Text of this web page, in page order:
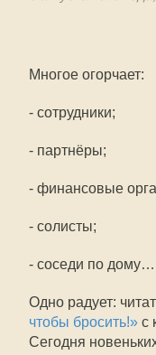
Многое огорчает:
- сотрудники;
- партнёры;
- финансовые
- солисты;
- соседи по дому…
Одно радует:
чтобы бросить!» с
Сегодня